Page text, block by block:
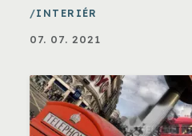
INTERIÉR
07. 07. 2021